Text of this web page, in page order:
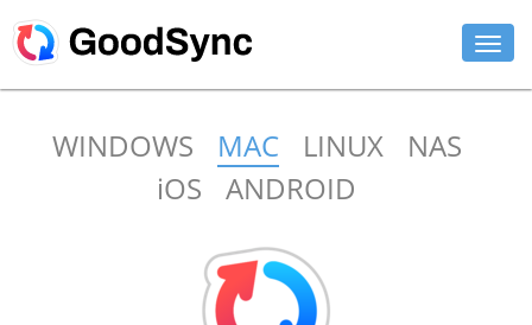
WINDOWS MAC LINUX
NAS
iOS
ANDROID